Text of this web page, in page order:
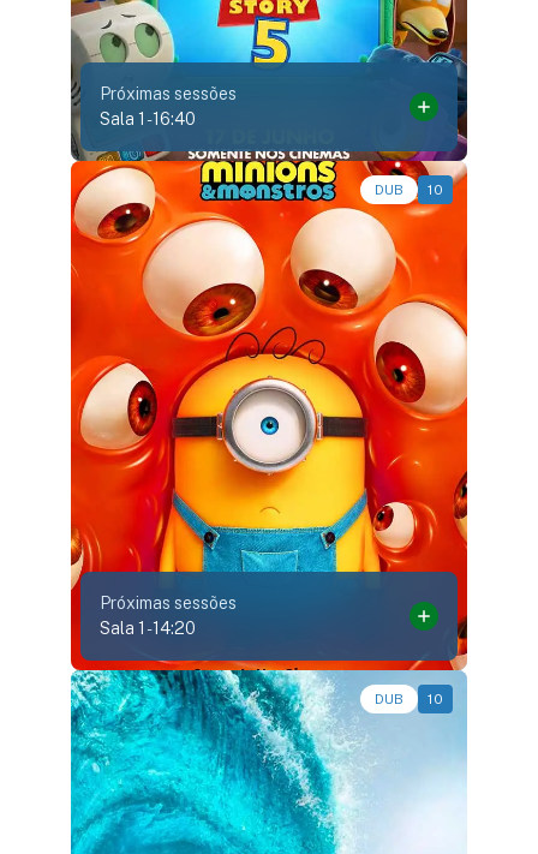
Próximas sessões
Sala 1 -16:40
DUB 10
Animação, Aventura, Comédia • • 1h27
Próximas sessões
Sala 1 -14:20
DUB 10
Aventura, Fantasia, Live-Action • • 1h55